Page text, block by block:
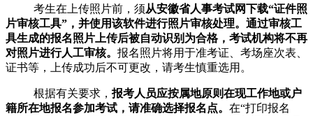
考生在上传照片前，须从安徽省人事考试网下载“证件照
片审核工具”，并使用该软件进行照片审核处理。通过审核工
具生成的报名照片上传后被自动识别为合格，考试机构将不再
对照片进行人工审核。 报名照片将用于准考证、考场座次表、
证书等，上传成功后不可更改，请考生慎重选用。
根据有关要求， 报考人员应按属地原则在现工作地或户
籍所在地报名参加考试，请准确选择报名点。 在“打印报名